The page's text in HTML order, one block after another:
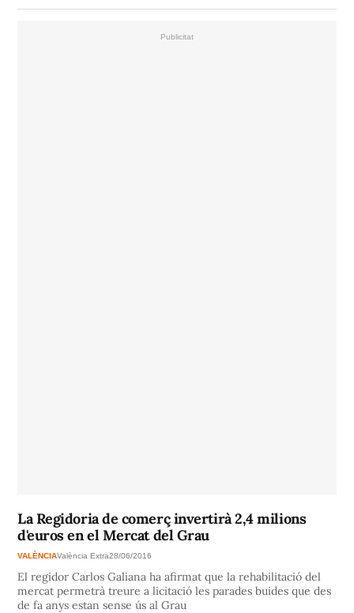
La Regidoria de comerç invertirà 2,4 milions
d'euros en el Mercat del Grau
VALÈNCIAValència Extra28/06/2016
El regidor Carlos Galiana ha afirmat que la rehabilitació del
mercat permetrà treure a licitació les parades buides que des
de fa anys estan sense ús al Grau